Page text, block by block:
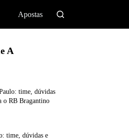
Apostas
A
time, dúvidas
o RB Bragantino
time, dúvidas e